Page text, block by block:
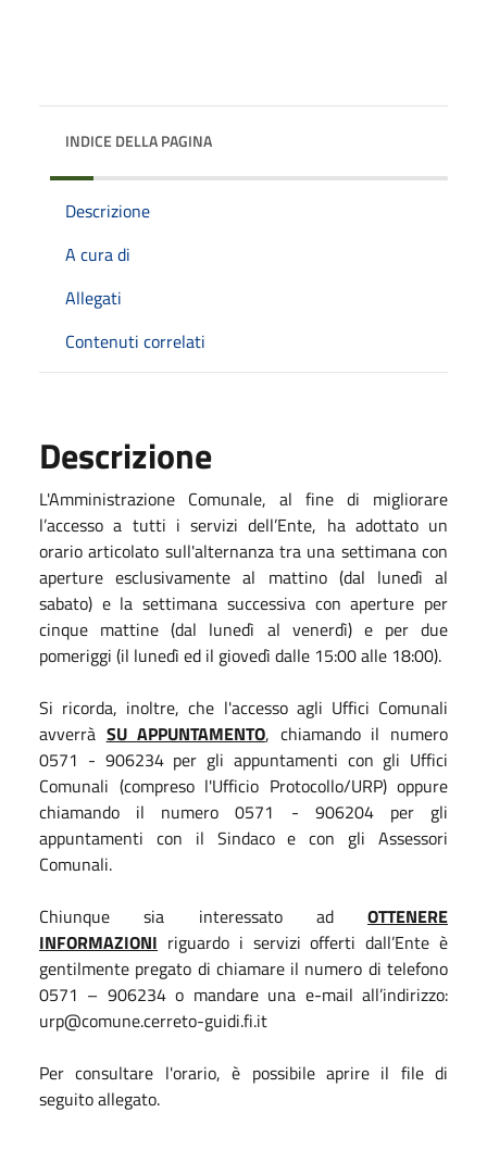
INDICE DELLA PAGINA
Descrizione
A cura di
Allegati
Contenuti correlati
Descrizione
L'Amministrazione Comunale, al fine di migliorare
l’accesso a tutti i servizi dell’Ente, ha adottato un
orario articolato sull'alternanza tra una settimana con
aperture esclusivamente al mattino (dal lunedì al
sabato) e la settimana successiva con aperture per
cinque mattine (dal lunedì al venerdì) e per due
pomeriggi (il lunedì ed il giovedì dalle 15:00 alle 18:00).
Si ricorda, inoltre, che l'accesso agli Uffici Comunali
avverrà SU APPUNTAMENTO, chiamando il numero
0571 - 906234 per gli appuntamenti con gli Uffici
Comunali (compreso l'Ufficio Protocollo/URP) oppure
chiamando il numero 0571 - 906204 per gli
appuntamenti con il Sindaco e con gli Assessori
Comunali.
Chiunque sia interessato ad OTTENERE
INFORMAZIONI riguardo i servizi offerti dall’Ente è
gentilmente pregato di chiamare il numero di telefono
0571 – 906234 o mandare una e-mail all’indirizzo:
urp@comune.cerreto-guidi.fi.it
Per consultare l'orario, è possibile aprire il file di
seguito allegato.